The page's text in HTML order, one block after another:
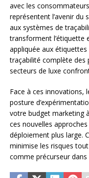
avec les
représentent l’avenir du
aux systèmes de
transforment l’étiquette
appliquée aux
traçabilité complète
secteurs de luxe
Face à ces innovations,
posture
votre budget marketing
ces nouvelles
déploiement plus large.
minimise les risques
comme précurseur dans